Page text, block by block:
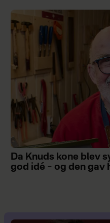
Da Knuds kone blev
god idé – og den gav